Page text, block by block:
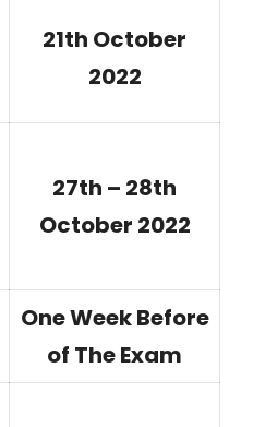
21th October
2022
27th – 28th
October 2022
One Week Before
of The Exam